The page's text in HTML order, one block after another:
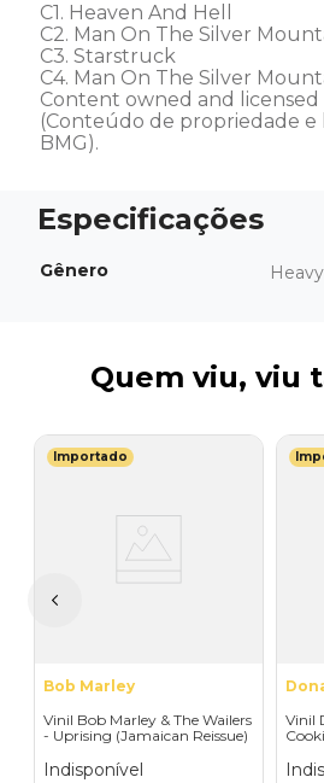
C1. Heaven And Hell
C2. Man On The Silver
C3. Starstruck
C4. Man On The Silver
Content owned and licensed
(Conteúdo de propriedade e
BMG).
Gênero
Quem viu, viu
Importado
Bob Marley
Vinil Bob Marley & The Wailers
- Uprising (Jamaican Reissue)
Indisponível
Vinil